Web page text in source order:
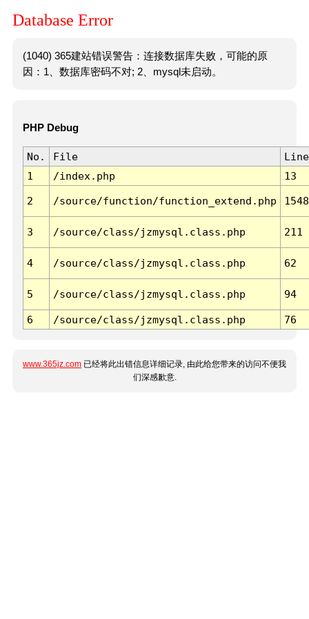
Database Error
(1040) 365建站错误警告：连接数据库失败，可能的原
因：1、数据库密码不对; 2、mysql未启动。
PHP Debug
No. File
Line
1
/index.php 13
2 /source/function/function_extend.php 1548
3 /source/class/jzmysql.class.php 211
4 /source/class/jzmysql.class.php 62
5 /source/class/jzmysql.class.php 94
6 /source/class/jzmysql.class.php 76
www.365jz.com 已经将此出错信息详细记录, 由此给您带来的访问不便我
们深感歉意.